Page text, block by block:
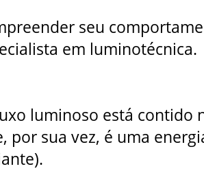
seu
em luminotécnica.
luminoso está contido
por sua vez, é uma